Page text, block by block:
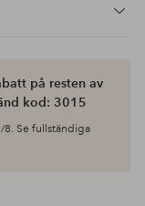
på resten av
kod: 3015
8. Se fullständiga